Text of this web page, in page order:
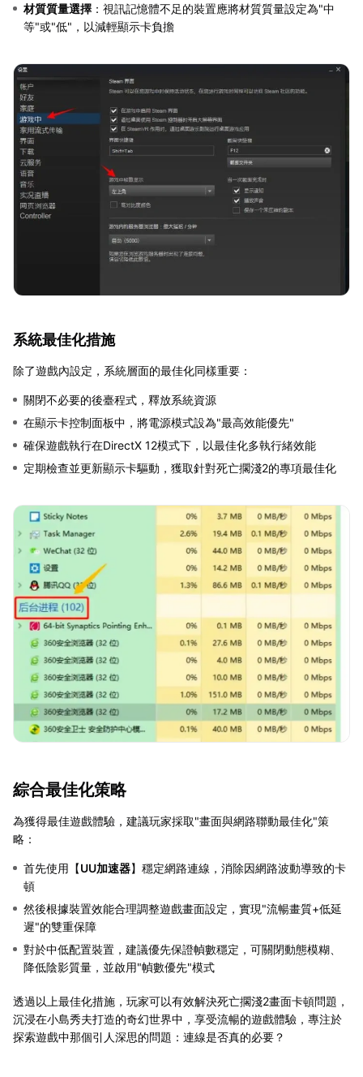
材質質量選擇 ：視訊記憶體不足的裝置應將材質質量設定為"中
等"或"低"，以減輕顯示卡負擔
系統最佳化措施
除了遊戲內設定，系統層面的最佳化同樣重要：
關閉不必要的後臺程式，釋放系統資源
在顯示卡控制面板中，將電源模式設為"最高效能優先"
確保遊戲執行在DirectX 12模式下，以最佳化多執行緒效能
定期檢查並更新顯示卡驅動，獲取針對死亡擱淺2的專項最佳化
綜合最佳化策略
為獲得最佳遊戲體驗，建議玩家採取"畫面與網路聯動最佳化"策
略：
首先使用【UU加速器】穩定網路連線，消除因網路波動導致的卡
頓
然後根據裝置效能合理調整遊戲畫面設定，實現"流暢畫質+低延
遲"的雙重保障
對於中低配置裝置，建議優先保證幀數穩定，可關閉動態模糊、
降低陰影質量，並啟用"幀數優先"模式
透過以上最佳化措施，玩家可以有效解決死亡擱淺2畫面卡頓問題，
沉浸在小島秀夫打造的奇幻世界中，享受流暢的遊戲體驗，專注於
探索遊戲中那個引人深思的問題：連線是否真的必要？